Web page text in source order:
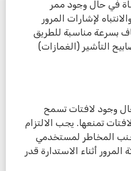
في حال وجود ممر
لإشارات المرور
بسرعة مناسبة للطريق
التأشير (الغمازات)
وجود لافتات تسمح
تمنعها. يجب الالتزام
المخاطر لمستخدمي
أثناء الاستدارة قدر